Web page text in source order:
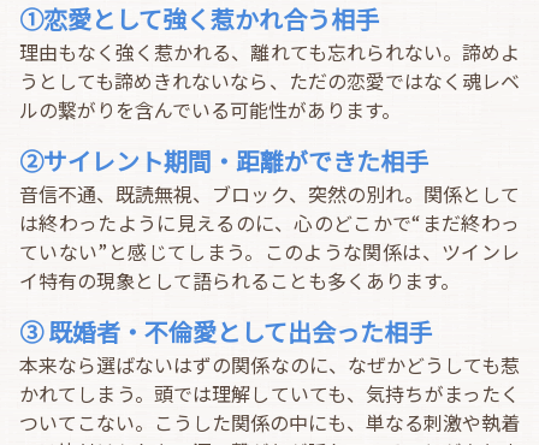
①恋愛として強く惹かれ合う相手
理由もなく強く惹かれる、離れても忘れられない。諦めよ
うとしても諦めきれないなら、ただの恋愛ではなく魂レベ
ルの繋がりを含んでいる可能性があります。
②サイレント期間・距離ができた相手
音信不通、既読無視、ブロック、突然の別れ。関係として
は終わったように見えるのに、心のどこかで“まだ終わっ
ていない”と感じてしまう。このような関係は、ツインレ
イ特有の現象として語られることも多くあります。
③ 既婚者・不倫愛として出会った相手
本来なら選ばないはずの関係なのに、なぜかどうしても惹
かれてしまう。頭では理解していても、気持ちがまったく
ついてこない。こうした関係の中にも、単なる刺激や執着